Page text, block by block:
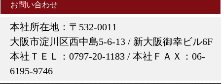
・会社概要
・アクセス
・代表ご挨拶
・マーケティングの考え方
・他社との差別化ポイント
・メニュー一覧
お問い合わせ
本社所在地：〒532-0011
大阪市淀川区西中島5-6-13 / 新大阪御幸ビル6F
本社ＴＥＬ：0797-20-1183 / 本社ＦＡＸ：06-
6195-9746